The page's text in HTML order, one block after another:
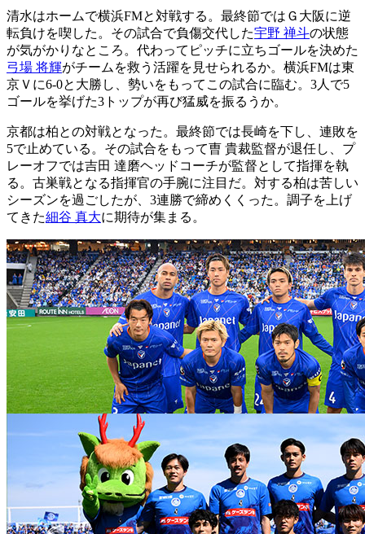
清水はホームで横浜FMと対戦する。最終節ではＧ大阪に逆
転負けを喫した。その試合で負傷交代した宇野 禅斗の状態
が気がかりなところ。代わってピッチに立ちゴールを決めた
弓場 将輝がチームを救う活躍を見せられるか。横浜FMは東
京Ｖに6-0と大勝し、勢いをもってこの試合に臨む。3人で5
ゴールを挙げた3トップが再び猛威を振るうか。
京都は柏との対戦となった。最終節では長崎を下し、連敗を
5で止めている。その試合をもって曺 貴裁監督が退任し、プ
レーオフでは吉田 達磨ヘッドコーチが監督として指揮を執
る。古巣戦となる指揮官の手腕に注目だ。対する柏は苦しい
シーズンを過ごしたが、3連勝で締めくくった。調子を上げ
てきた細谷 真大に期待が集まる。